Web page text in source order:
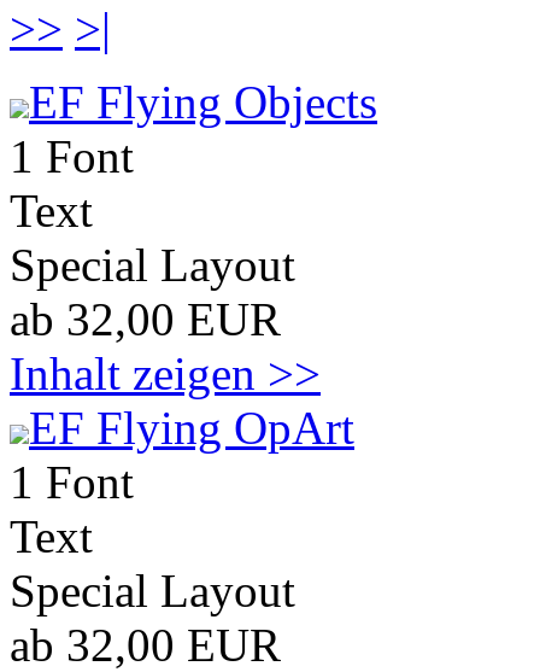
>> >|
EF Flying Objects
1 Font
Text
Special Layout
ab 32,00 EUR
Inhalt zeigen >>
EF Flying OpArt
1 Font
Text
Special Layout
ab 32,00 EUR